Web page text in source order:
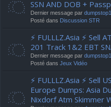
SSN AND DOB +
Dernier message par
Posté dans Discussion STR
⚡ FULLLZ.Asia ⚡ Sell
201 Track 1&2 EBT
Dernier message par
Posté dans Jeux Vidéo
⚡ FULLLZ.Asia ⚡ Sell
Europe Dumps: Asia
Nixdorf Atm Skimmer